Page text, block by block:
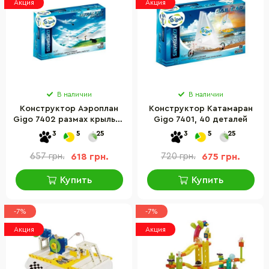
Акция
В наличии
Конструктор Аэроплан
Gigo 7402 размах крыльев
60 см
3 5 25
657 грн. 618 грн.
Купить
Акция
В наличии
Конструктор Катамаран
Gigo 7401, 40 деталей
3 5 25
720 грн. 675 грн.
Купить
-7%
Акция
-7%
Акция